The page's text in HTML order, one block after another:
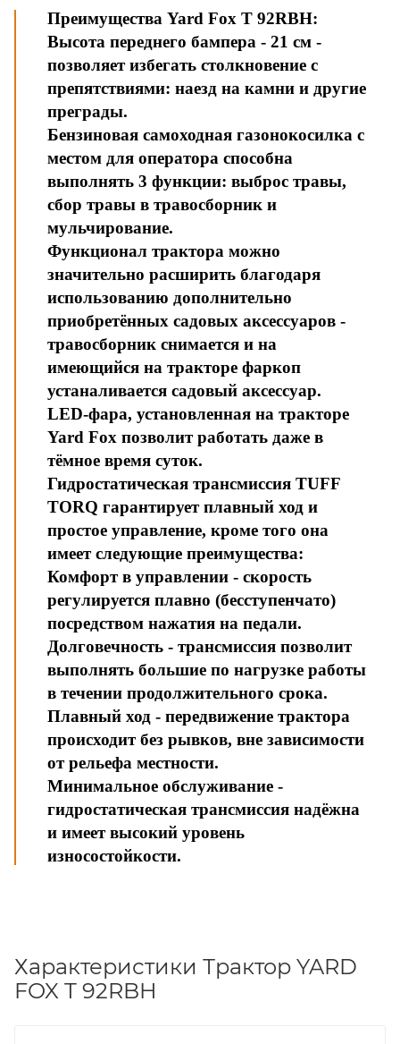
Преимущества Yard Fox T 92RBH:
Высота переднего бампера - 21 см -
позволяет избегать столкновение с
препятствиями: наезд на камни и другие
преграды.
Бензиновая самоходная газонокосилка с
местом для оператора способна
выполнять 3 функции: выброс травы,
сбор травы в травосборник и
мульчирование.
Функционал трактора можно
значительно расширить благодаря
использованию дополнительно
приобретённых садовых аксессуаров -
травосборник снимается и на
имеющийся на тракторе фаркоп
устаналивается садовый аксессуар.
LED-фара, установленная на тракторе
Yard Fox позволит работать даже в
тёмное время суток.
Гидростатическая трансмиссия TUFF
TORQ гарантирует плавный ход и
простое управление, кроме того она
имеет следующие преимущества:
Комфорт в управлении - скорость
регулируется плавно (бесступенчато)
посредством нажатия на педали.
Долговечность - трансмиссия позволит
выполнять большие по нагрузке работы
в течении продолжительного срока.
Плавный ход - передвижение трактора
происходит без рывков, вне зависимости
от рельефа местности.
Минимальное обслуживание -
гидростатическая трансмиссия надёжна
и имеет высокий уровень
износостойкости.
Характеристики Трактор YARD
FOX T 92RBH